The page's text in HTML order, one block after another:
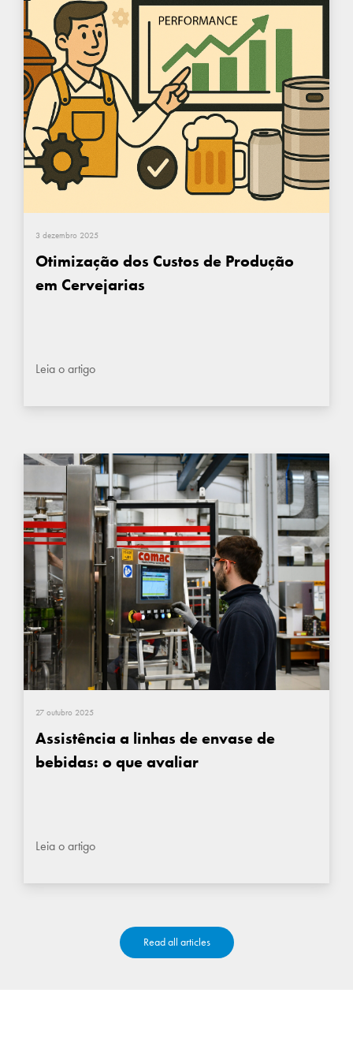
3 dezembro 2025
Otimização dos Custos de Produção
em Cervejarias
Leia o artigo
27 outubro 2025
Assistência a linhas de envase de
bebidas: o que avaliar
Leia o artigo
Read all articles